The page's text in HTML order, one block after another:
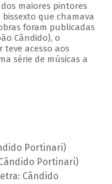
maiores pintores
que chamava
foram publicadas
Cândido), o
teve acesso aos
série de músicas a
Portinari)
Portinari)
Cândido